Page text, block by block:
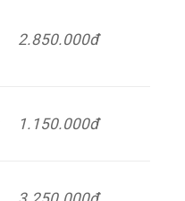
2.850.000đ
1.150.000đ